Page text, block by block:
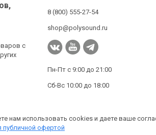
с
8 (800) 555-27-54
shop@polysound.ru
Пн-Пт с 9:00 до 21:00
Сб-Вс 10:00 до 18:00
нам использовать cookies и даете ваше
публичной офертой